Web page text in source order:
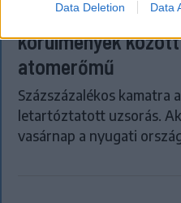
Data Deletion Data
Már csak 4-5 napig
körülmények
atomerőmű
Százszázalékos kamatra
letartóztatott uzsorás.
vasárnap a nyugati